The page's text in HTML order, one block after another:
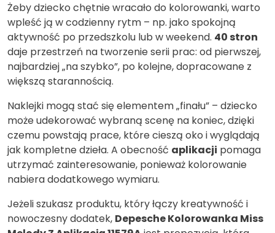
Żeby dziecko chętnie wracało do kolorowanki, warto
wpleść ją w codzienny rytm – np. jako spokojną
aktywność po przedszkolu lub w weekend. 40 stron
daje przestrzeń na tworzenie serii prac: od pierwszej,
najbardziej „na szybko”, po kolejne, dopracowane z
większą starannością.
Naklejki mogą stać się elementem „finału” – dziecko
może udekorować wybraną scenę na koniec, dzięki
czemu powstają prace, które cieszą oko i wyglądają
jak kompletne dzieła. A obecność aplikacji pomaga
utrzymać zainteresowanie, ponieważ kolorowanie
nabiera dodatkowego wymiaru.
Jeżeli szukasz produktu, który łączy kreatywność i
nowoczesny dodatek, Depesche Kolorowanka Miss